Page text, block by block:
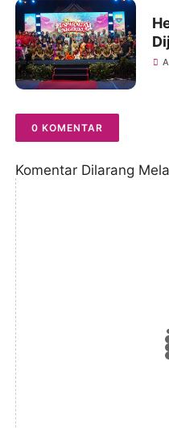
0 KOMENTAR
Komentar Dilarang